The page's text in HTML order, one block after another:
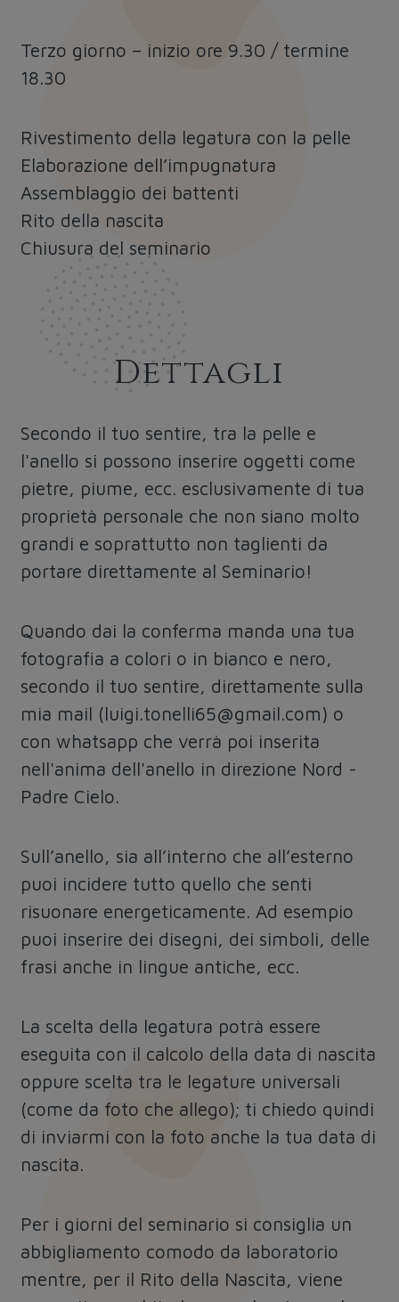
Terzo giorno – inizio ore 9.30 / termine
18.30
Rivestimento della legatura con la pelle
Elaborazione dell’impugnatura
Assemblaggio dei battenti
Rito della nascita
Chiusura del seminario
Dettagli
Secondo il tuo sentire, tra la pelle e
l'anello si possono inserire oggetti come
pietre, piume, ecc. esclusivamente di tua
proprietà personale che non siano molto
grandi e soprattutto non taglienti da
portare direttamente al Seminario!
Quando dai la conferma manda una tua
fotografia a colori o in bianco e nero,
secondo il tuo sentire, direttamente sulla
mia mail (luigi.tonelli65@gmail.com) o
con whatsapp che verrà poi inserita
nell'anima dell'anello in direzione Nord -
Padre Cielo.
Sull’anello, sia all’interno che all’esterno
puoi incidere tutto quello che senti
risuonare energeticamente. Ad esempio
puoi inserire dei disegni, dei simboli, delle
frasi anche in lingue antiche, ecc.
La scelta della legatura potrà essere
eseguita con il calcolo della data di nascita
oppure scelta tra le legature universali
(come da foto che allego); ti chiedo quindi
di inviarmi con la foto anche la tua data di
nascita.
Per i giorni del seminario si consiglia un
abbigliamento comodo da laboratorio
mentre, per il Rito della Nascita, viene